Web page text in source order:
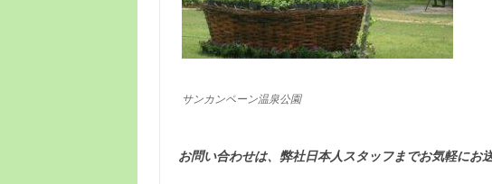
サンカンペーン温泉公園
お問い合わせは、弊社日本人スタッフまでお気軽にお